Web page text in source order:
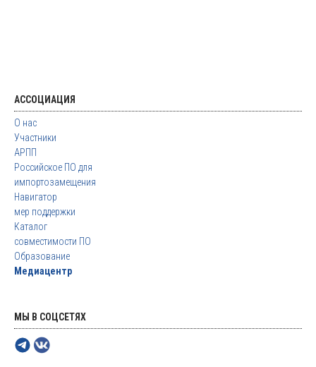
АССОЦИАЦИЯ
О нас
Участники
АРПП
Российское ПО для
импортозамещения
Навигатор
мер поддержки
Каталог
совместимости ПО
Образование
Медиацентр
МЫ В СОЦСЕТЯХ